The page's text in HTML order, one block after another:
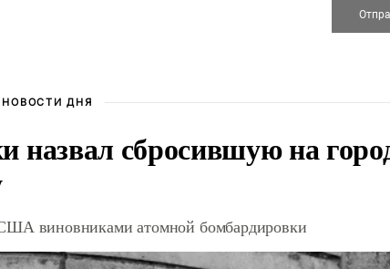
НОВОСТИ ДНЯ
назвал сбросившую на
виновниками атомной бомбардировки